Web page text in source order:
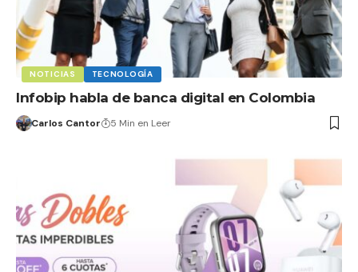
NOTICIAS TECNOLOGÍA
Infobip habla de banca digital en Colombia
Carlos Cantor 5 Min en Leer